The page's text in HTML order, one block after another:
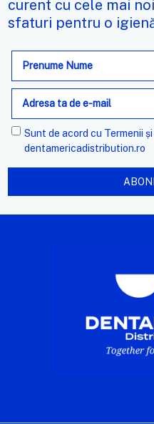
curent cu cele mai
sfaturi pentru o
Adresa
e-
mail
Sunt de acord cu Termenii
dentamericadistribution.ro